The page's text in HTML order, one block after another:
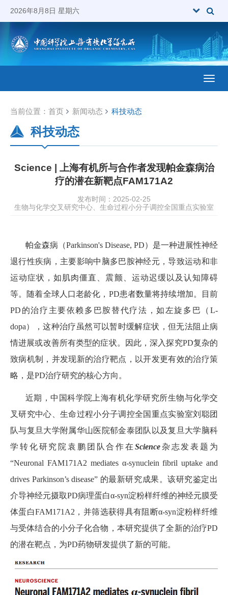
2026年8月8日 星期六
当前位置： 首页 新闻动态 科技动态
科技动态
Science | 上海有机所与合作者发现帕金森病治
疗的潜在新靶点FAM171A2
发布时间：2025-02-25
生物与化学交叉研究中心、生命过程小分子调控全国重点实验室
帕金森病（Parkinson's Disease, PD）是一种进展性神经
退行性疾病，主要影响中脑多巴胺神经元，导致运动和非
运动症状，如肌肉僵直、震颤、运动迟缓以及认知障碍
等。随着全球人口老龄化，PD患者数量将持续增加。目前
PD的治疗主要依赖多巴胺替代疗法，如左旋多巴（L-
dopa），这种治疗虽然可以暂时缓解症状，但无法阻止病
情进展或改善所有类型的症状。因此，深入探究PD复杂的
致病机制，并发现新的治疗靶点，以开发更有效的治疗策
略，是PD治疗研究的核心方向。
近期，中国科学院上海有机化学研究所生物与化学交
叉研究中心、生命过程小分子调控全国重点实验室刘聪团
队与复旦大学附属华山医院郁金泰团队以及复旦大学脑科
学转化研究院袁鹏团队合作在 Science杂志发表题为
“Neuronal FAM171A2 mediates α-synuclein fibril uptake and
drives Parkinson’s disease” 的最新研究成果。该研究鉴定出
介导神经元摄取PD病理蛋白α-syn淀粉样纤维的神经元膜受
体蛋白FAM171A2，并筛选获得具有阻断α-syn淀粉样纤维
与受体结合的小分子化合物，本研究提供了全新的治疗PD
的潜在靶点，为PD药物研发提供了新的可能。